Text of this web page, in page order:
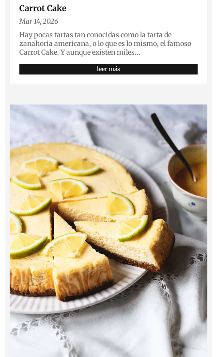
Carrot Cake
Mar 14, 2026
Hay pocas tartas tan conocidas como la tarta de
zanahoria americana, o lo que es lo mismo, el famoso
Carrot Cake. Y aunque existen miles...
leer más